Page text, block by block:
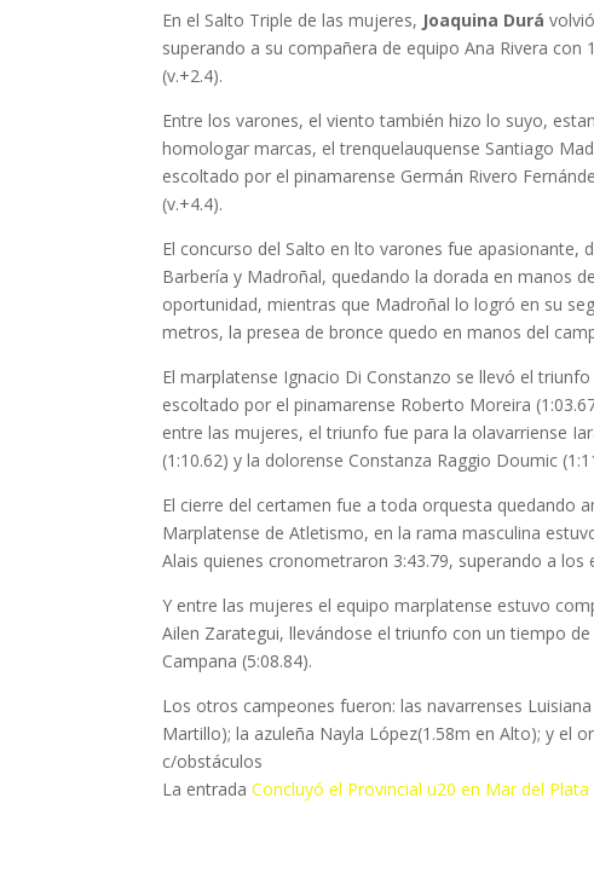
En el Salto Triple de las mujeres, Joaquina Durá
superando a su compañera de equipo Ana Rivera
(v.+2.4).
Entre los varones, el viento también hizo lo suyo,
homologar marcas, el trenquelauquense Santiago
escoltado por el pinamarense Germán Rivero
(v.+4.4).
El concurso del Salto en lto varones fue apasionante,
Barbería y Madroñal, quedando la dorada en manos
oportunidad, mientras que Madroñal lo logró en su
metros, la presea de bronce quedo en manos del
El marplatense Ignacio Di Constanzo se llevó el
escoltado por el pinamarense Roberto Moreira
entre las mujeres, el triunfo fue para la olavarriense
(1:10.62) y la dolorense Constanza Raggio Doumic
El cierre del certamen fue a toda orquesta quedando
Marplatense de Atletismo, en la rama masculina
Alais quienes cronometraron 3:43.79, superando a los
Y entre las mujeres el equipo marplatense estuvo
Ailen Zarategui, llevándose el triunfo con un tiempo
Campana (5:08.84).
Los otros campeones fueron: las navarrenses
Martillo); la azuleña Nayla López(1.58m en Alto); y el
c/obstáculos
La entradaConcluyó el Provincial u20 en Mar del Plata